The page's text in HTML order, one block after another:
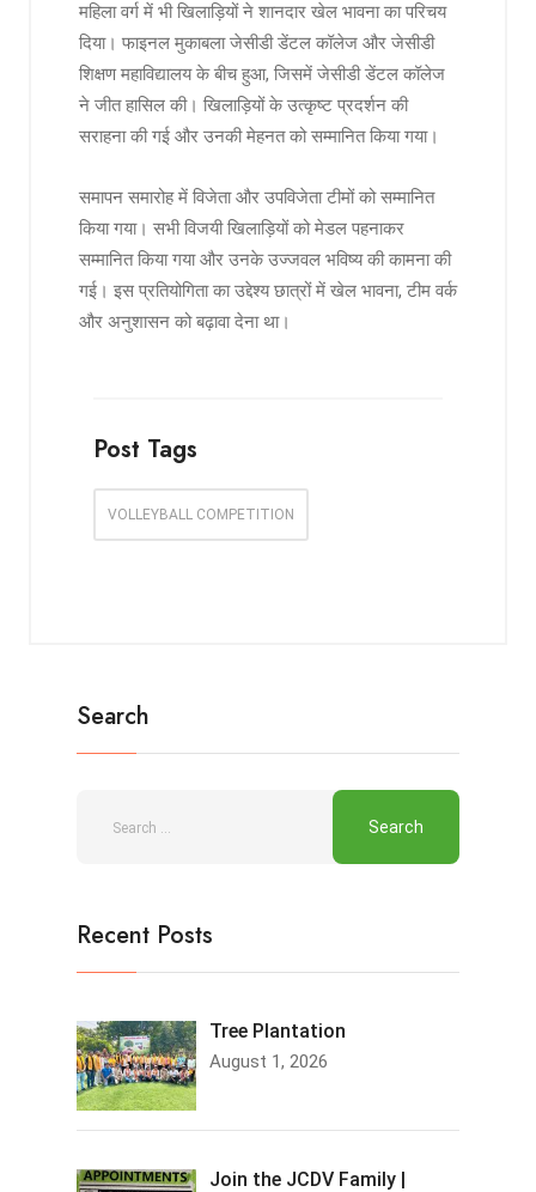
महिला वर्ग में भी खिलाड़ियों ने शानदार खेल भावना का परिचय
दिया। फाइनल मुकाबला जेसीडी डेंटल कॉलेज और जेसीडी
शिक्षण महाविद्यालय के बीच हुआ, जिसमें जेसीडी डेंटल कॉलेज
ने जीत हासिल की। खिलाड़ियों के उत्कृष्ट प्रदर्शन की
सराहना की गई और उनकी मेहनत को सम्मानित किया गया।
समापन समारोह में विजेता और उपविजेता टीमों को सम्मानित
किया गया। सभी विजयी खिलाड़ियों को मेडल पहनाकर
सम्मानित किया गया और उनके उज्जवल भविष्य की कामना की
गई। इस प्रतियोगिता का उद्देश्य छात्रों में खेल भावना, टीम वर्क
और अनुशासन को बढ़ावा देना था।
Post Tags
VOLLEYBALL COMPETITION
Search
Recent Posts
Tree Plantation
August 1, 2026
Join the JCDV Family |